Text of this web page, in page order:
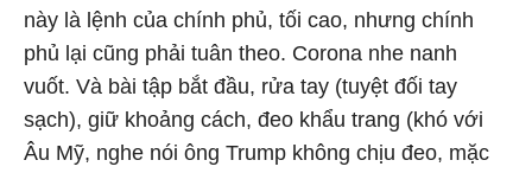
này là lệnh của chính phủ, tối cao, nhưng chính
phủ lại cũng phải tuân theo. Corona nhe nanh
vuốt. Và bài tập bắt đầu, rửa tay (tuyệt đối tay
sạch), giữ khoảng cách, đeo khẩu trang (khó với
Âu Mỹ, nghe nói ông Trump không chịu đeo, mặc